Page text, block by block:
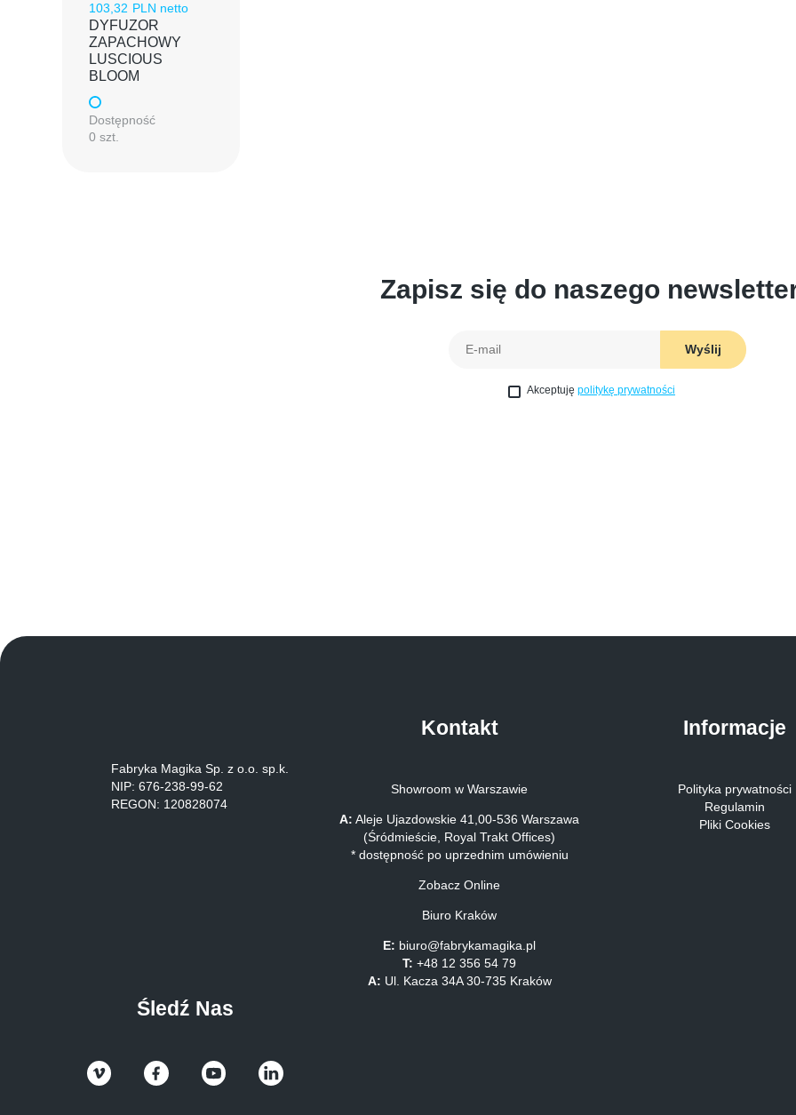
103,32 PLN netto
DYFUZOR
ZAPACHOWY
LUSCIOUS
BLOOM
Dostępność
0 szt.
Zapisz się do naszego
Wyślij
Akceptuję politykę prywatności
Fabryka Magika Sp. z o.o. sp.k.
NIP: 676-238-99-62
REGON: 120828074
Kontakt
Showroom w Warszawie
A: Aleje Ujazdowskie 41,00-536 Warszawa
(Śródmieście, Royal Trakt Offices)
* dostępność po uprzednim umówieniu
Zobacz Online
Biuro Kraków
E: biuro@fabrykamagika.pl
T: +48 12 356 54 79
A: Ul. Kacza 34A 30-735 Kraków
Informacje
Polityka prywatności
Regulamin
Pliki Cookies
Śledź Nas